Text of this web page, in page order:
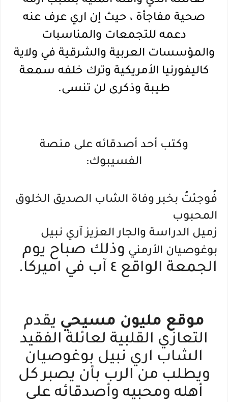
صحية مفاجأة ، حيث إن اري عرف عنه
دعمه للتجمعات والمناسبات
والمؤسسات العربية والشرقية في ولاية
كاليفورنيا الأمريكية وترك خلفه سمعة
طيبة وذكرى لن تنسى.
وكتب أحد أصدقائه على منصة
الفسيبوك:
فُوجئتُ بخبر وفاة الشاب الصديق الخلوق
المحبوب
زميل الدراسة والجار العزيز آري نبيل
بوغوصيان الأرمني وذلك صباح يوم
الجمعة الواقع ٤ آب في اميركا.
موقع مليون مسيحي يقدم
التعازي القلبية لعائلة الفقيد
الشاب اري نبيل بوغوصيان
ويطلب من الرب بأن يصبر كل
أهله ومحبيه وأصدقائه على